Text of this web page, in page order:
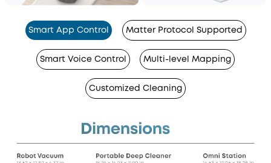
Smart App Control Matter Protocol Supported
Smart Voice Control Multi-level Mapping
Customized Cleaning